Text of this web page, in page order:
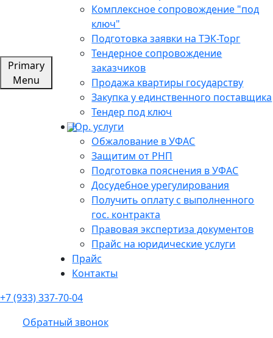
Primary
Menu
Комплексное сопровождение "под
ключ"
Подготовка заявки на ТЭК-Торг
Тендерное сопровождение
заказчиков
Продажа квартиры государству
Закупка у единственного поставщика
Тендер под ключ
Юр. услуги
Обжалование в УФАС
Защитим от РНП
Подготовка пояснения в УФАС
Досудебное урегулирования
Получить оплату с выполненного
гос. контракта
Правовая экспертиза документов
Прайс на юридические услуги
Прайс
Контакты
+7 (933) 337-70-04
Обратный звонок